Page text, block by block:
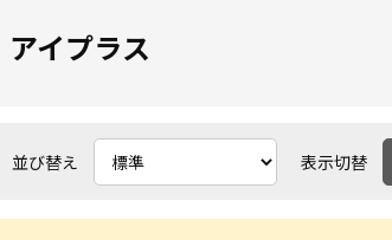
アイプラス
並び替え 表示切替